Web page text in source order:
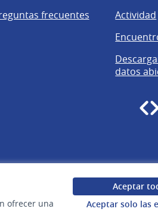
ofrecer una
Aceptar
Aceptar solo las
frecuentes
Actividad
datos